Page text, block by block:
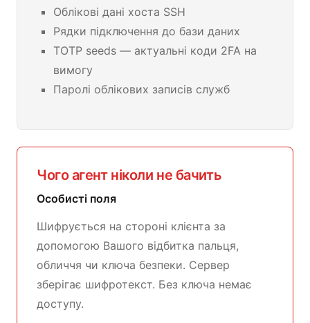
Облікові дані хоста SSH
Рядки підключення до бази даних
TOTP seeds — актуальні коди 2FA на
вимогу
Паролі облікових записів служб
Чого агент ніколи не бачить
Особисті поля
Шифрується на стороні клієнта за
допомогою Вашого відбитка пальця,
обличчя чи ключа безпеки. Сервер
зберігає шифротекст. Без ключа немає
доступу.